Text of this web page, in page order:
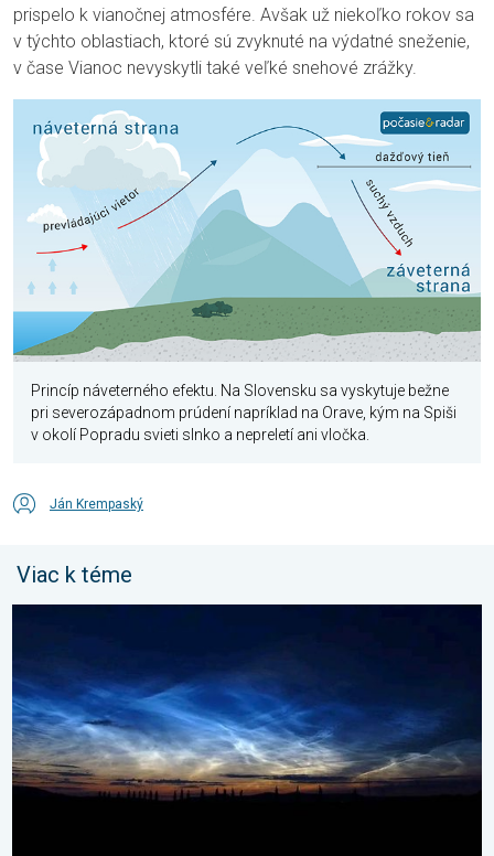
prispelo k vianočnej atmosfére. Avšak už niekoľko rokov sa
v týchto oblastiach, ktoré sú zvyknuté na výdatné sneženie,
v čase Vianoc nevyskytli také veľké snehové zrážky.
Princíp náveterného efektu. Na Slovensku sa vyskytuje bežne
pri severozápadnom prúdení napríklad na Orave, kým na Spiši
v okolí Popradu svieti slnko a nepreletí ani vločka.
Ján Krempaský
Viac k téme